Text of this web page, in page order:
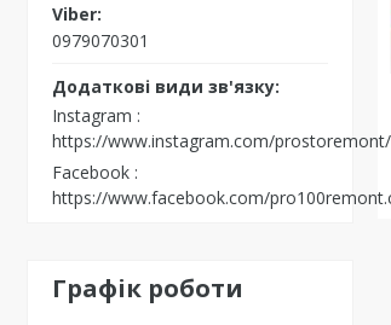
0979070301
Instagram
https://www.instagram.com/prostoremont/
Facebook
https://www.facebook.com/
Графік роботи